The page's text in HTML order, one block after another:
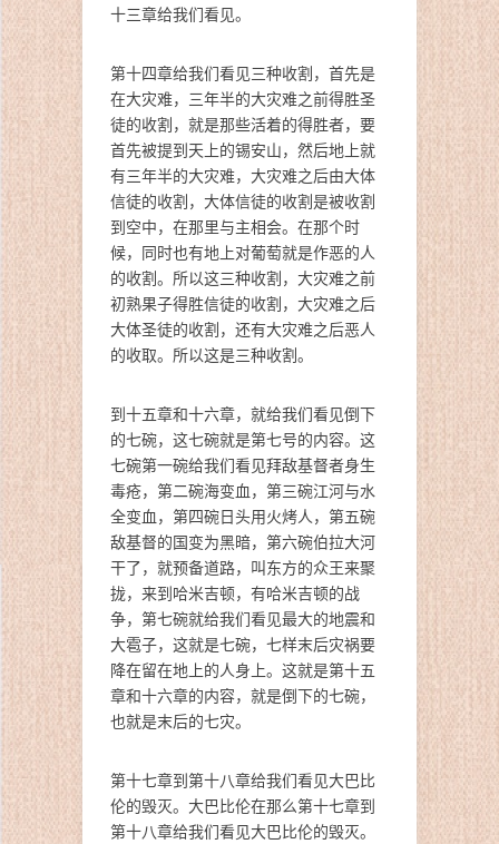
十三章给我们看见。
第十四章给我们看见三种收割，首先是
在大灾难，三年半的大灾难之前得胜圣
徒的收割，就是那些活着的得胜者，要
首先被提到天上的锡安山，然后地上就
有三年半的大灾难，大灾难之后由大体
信徒的收割，大体信徒的收割是被收割
到空中，在那里与主相会。在那个时
候，同时也有地上对葡萄就是作恶的人
的收割。所以这三种收割，大灾难之前
初熟果子得胜信徒的收割，大灾难之后
大体圣徒的收割，还有大灾难之后恶人
的收取。所以这是三种收割。
到十五章和十六章，就给我们看见倒下
的七碗，这七碗就是第七号的内容。这
七碗第一碗给我们看见拜敌基督者身生
毒疮，第二碗海变血，第三碗江河与水
全变血，第四碗日头用火烤人，第五碗
敌基督的国变为黑暗，第六碗伯拉大河
干了，就预备道路，叫东方的众王来聚
拢，来到哈米吉顿，有哈米吉顿的战
争，第七碗就给我们看见最大的地震和
大雹子，这就是七碗，七样末后灾祸要
降在留在地上的人身上。这就是第十五
章和十六章的内容，就是倒下的七碗，
也就是末后的七灾。
第十七章到第十八章给我们看见大巴比
伦的毁灭。大巴比伦在那么第十七章到
第十八章给我们看见大巴比伦的毁灭。